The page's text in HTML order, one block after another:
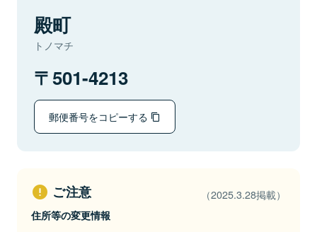
殿町
トノマチ
501-4213
郵便番号をコピーする
ご注意 （2025.3.28掲載）
住所等の変更情報